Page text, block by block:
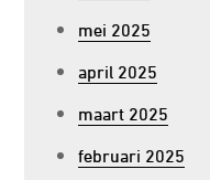
mei 2025
april 2025
maart 2025
februari 2025